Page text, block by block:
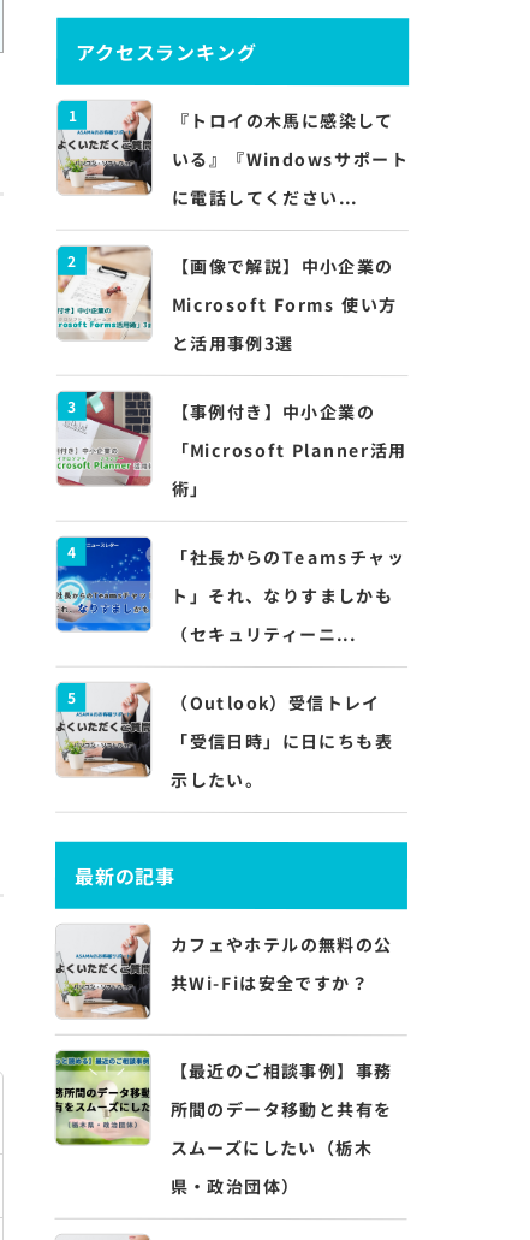
アクセスランキング
1 『トロイの木馬に感染して
いる』『Windowsサポート
に電話してください...
2 【画像で解説】中小企業の
Microsoft Forms 使い方
と活用事例3選
3 【事例付き】中小企業の
「Microsoft Planner活用
術」
4 「社長からのTeamsチャッ
ト」それ、なりすましかも
（セキュリティーニ...
5 （Outlook）受信トレイ
「受信日時」に日にちも表
示したい。
最新の記事
カフェやホテルの無料の公
共Wi-Fiは安全ですか？
【最近のご相談事例】事務
所間のデータ移動と共有を
スムーズにしたい（栃木
県・政治団体）